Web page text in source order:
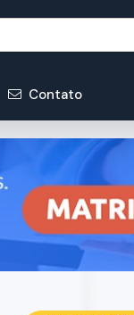
Contato